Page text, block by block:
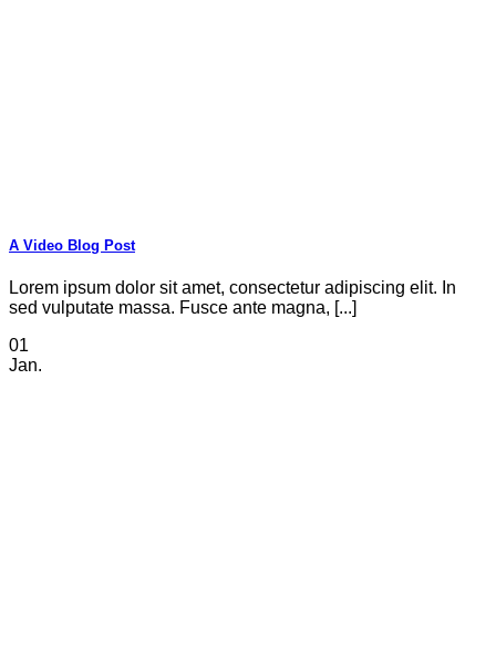
A Video Blog Post
Lorem ipsum dolor sit amet, consectetur adipiscing elit. In
sed vulputate massa. Fusce ante magna, [...]
01
Jan.